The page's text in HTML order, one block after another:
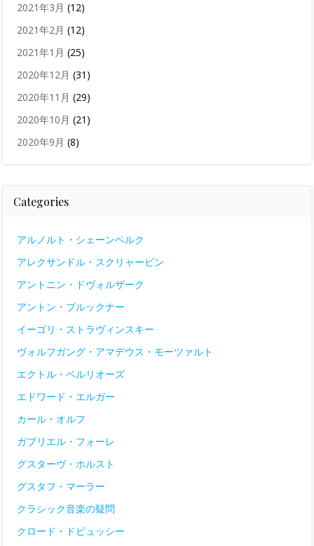
2021年3月 (12)
2021年2月 (12)
2021年1月 (25)
2020年12月 (31)
2020年11月 (29)
2020年10月 (21)
2020年9月 (8)
Categories
アルノルト・シェーンベルク
アレクサンドル・スクリャービン
アントニン・ドヴォルザーク
アントン・ブルックナー
イーゴリ・ストラヴィンスキー
ヴォルフガング・アマデウス・モーツァルト
エクトル・ベルリオーズ
エドワード・エルガー
カール・オルフ
ガブリエル・フォーレ
グスターヴ・ホルスト
グスタフ・マーラー
クラシック音楽の疑問
クロード・ドビュッシー